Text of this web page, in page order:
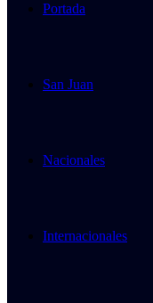
Portada
San Juan
Nacionales
Internacionales